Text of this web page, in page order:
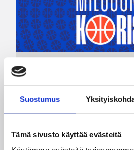
Suostumus
Tämä sivusto käyttää evästeitä
Miljoona koria! -
17.8.